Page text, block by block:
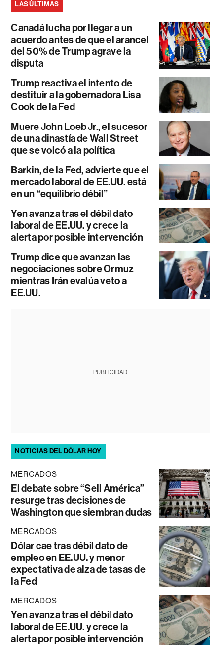
LAS ÚLTIMAS
Canadá lucha por llegar a un
acuerdo antes de que el arancel
del 50% de Trump agrave la
disputa
Trump reactiva el intento de
destituir a la gobernadora Lisa
Cook de la Fed
Muere John Loeb Jr., el sucesor
de una dinastía de Wall Street
que se volcó a la política
Barkin, de la Fed, advierte que el
mercado laboral de EE.UU. está
en un “equilibrio débil”
Yen avanza tras el débil dato
laboral de EE.UU. y crece la
alerta por posible intervención
Trump dice que avanzan las
negociaciones sobre Ormuz
mientras Irán evalúa veto a
EE.UU.
PUBLICIDAD
NOTICIAS DEL DÓLAR HOY
MERCADOS
El debate sobre “Sell América”
resurge tras decisiones de
Washington que siembran dudas
MERCADOS
Dólar cae tras débil dato de
empleo en EE.UU. y menor
expectativa de alza de tasas de
la Fed
MERCADOS
Yen avanza tras el débil dato
laboral de EE.UU. y crece la
alerta por posible intervención